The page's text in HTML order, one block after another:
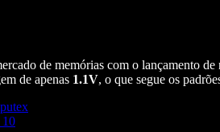
de memórias com o lançamento
de apenas 1.1V, o que segue os